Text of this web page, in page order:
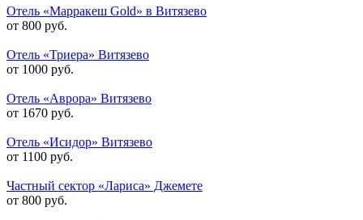
Отель «Марракеш Gold» в Витязево
от 800 руб.
Отель «Триера» Витязево
от 1000 руб.
Отель «Аврора» Витязево
от 1670 руб.
Отель «Исидор» Витязево
от 1100 руб.
Частный сектор «Лариса» Джемете
от 800 руб.